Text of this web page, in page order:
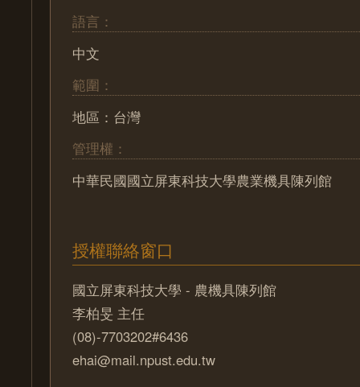
語言：
中文
範圍：
地區：台灣
管理權：
中華民國國立屏東科技大學農業機具陳列館
授權聯絡窗口
國立屏東科技大學 - 農機具陳列館
李柏旻 主任
(08)-7703202#6436
ehai@mail.npust.edu.tw